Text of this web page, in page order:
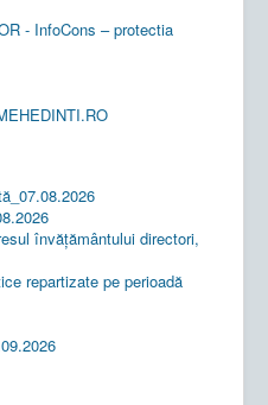
- InfoCons – protectia
învățământului directori,
repartizate pe perioadă